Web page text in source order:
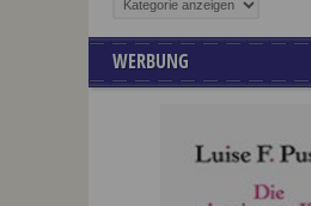
WERBUNG